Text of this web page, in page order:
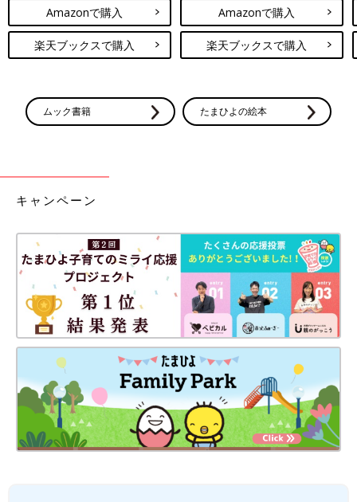
Amazonで購入
楽天ブックスで購入
Amazonで購入
楽天ブックスで購入
ムック書籍 たまひよの絵本
キャンペーン